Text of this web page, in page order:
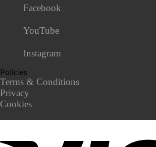
Facebook
YouTube
Instagram
Policies
Terms & Conditions
Privacy
Cookies